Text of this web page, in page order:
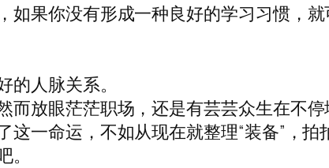
如果你没有形成一种良好的学习习惯，就
人脉关系。
而放眼茫茫职场，还是有芸芸众生在不停
一命运，不如从现在就整理“装备”，拍